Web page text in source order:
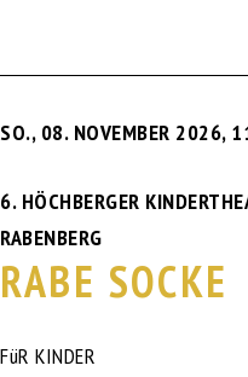
SO., 08. NOVEMBER 2026,
6. HÖCHBERGER
RABENBERG
RABE SOCKE
FüR KINDER